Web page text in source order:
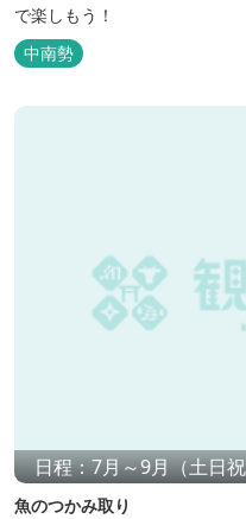
で楽しもう！
中南勢
日程：7月～9月（土
8/31は毎日開催！ 料金
魚のつかみ取り